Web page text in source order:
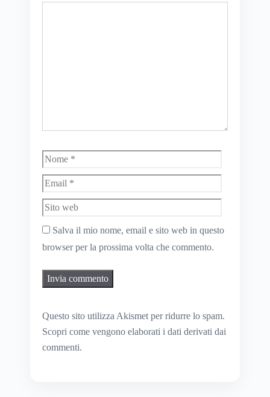
Nome
web
Salva il mio nome, email e sito web in questo
browser per la prossima volta che commento.
Questo sito utilizza Akismet per ridurre lo spam.
Scopri come vengono elaborati i dati derivati dai
commenti.